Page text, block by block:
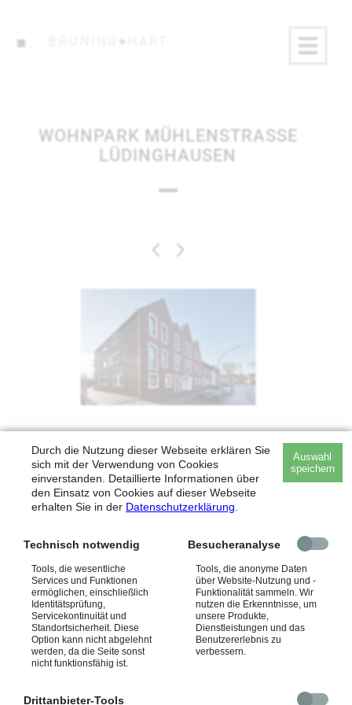
+
WOHNPARK MÜHLENSTRASSE L
ÜDINGHAUSEN
Durch die Nutzung dieser Webseite erklären Sie
sich mit der Verwendung von Cookies
einverstanden. Detaillierte Informationen über
den Einsatz von Cookies auf dieser Webseite
erhalten Sie in der Datenschutzerklärung
Auswahl
speichern
Technisch notwendig
Tools, die wesentliche
Services und Funktionen
ermöglichen, einschließlich
Identitätsprüfung,
Servicekontinuität und
Standortsicherheit. Diese
Option kann nicht abgelehnt
werden, da die Seite sonst
nicht funktionsfähig ist.
Besucheranalyse
Tools, die anonyme Daten
über Website-Nutzung und -
Funktionalität sammeln. Wir
nutzen die Erkenntnisse, um
unsere Produkte,
Dienstleistungen und das
Benutzererlebnis zu
verbessern.
Drittanbieter-Tools